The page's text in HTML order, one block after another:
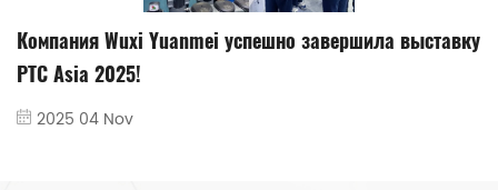
Компания Wuxi Yuanmei успешно завершила выставку
PTC Asia 2025!
2025 04 Nov